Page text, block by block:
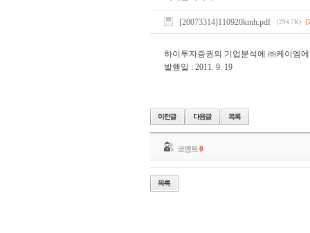
[20073314]110920kmh.pdf (294.7K)
하이투자증권의 기업분석에 ㈜케이엠
발행일 : 2011. 9. 19
코멘트 0